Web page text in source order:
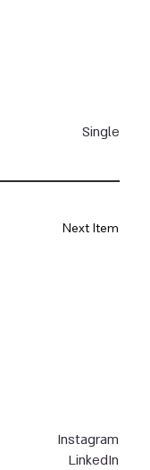
Single
Next Item
Instagram
LinkedIn